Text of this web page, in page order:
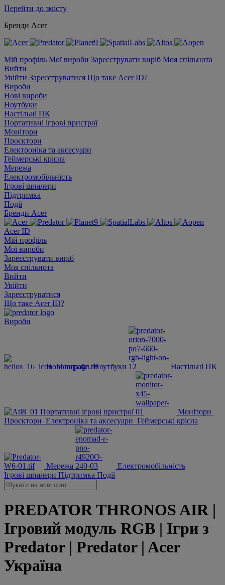
Перейти до змісту
Бренди Acer
Мій профіль Мої вироби Зареєструвати виріб Моя спільнота
Вийти
Увійти Зареєструватися Що таке Acer ID?
Вироби
Нові вироби
Ноутбуки
Настільні ПК
Портативні ігрові пристрої
Монітори
Проєктори
Електроніка та аксесуари
Геймерські крісла
Мережа
Електромобільність
Ігрові шпалери
Підтримка
Події
Бренди Acer
Acer ID
Мій профіль
Мої вироби
Зареєструвати виріб
Моя спільнота
Вийти
Увійти
Зареєструватися
Що таке Acer ID?
Вироби
Нові вироби Ноутбуки Настільні ПК
Портативні ігрові пристрої
Монітори
Проєктори Електроніка та аксесуари Геймерські крісла
Мережа
Електромобільність
Ігрові шпалери Підтримка Події
PREDATOR THRONOS AIR |
Ігровий модуль RGB | Ігри з
Predator | Predator | Acer
Україна